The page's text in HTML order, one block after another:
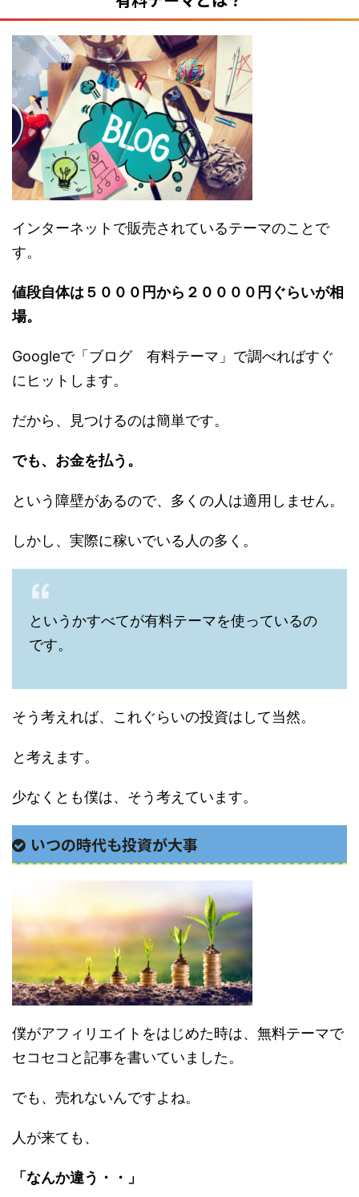
インターネットで販売されているテーマのことで
す。
値段自体は５０００円から２００００円ぐらいが相
場。
Googleで「ブログ 有料テーマ」で調べればすぐ
にヒットします。
だから、見つけるのは簡単です。
でも、お金を払う。
という障壁があるので、多くの人は適用しません。
しかし、実際に稼いでいる人の多く。
というかすべてが有料テーマを使っているの
です。
そう考えれば、これぐらいの投資はして当然。
と考えます。
少なくとも僕は、そう考えています。
いつの時代も投資が大事
僕がアフィリエイトをはじめた時は、無料テーマで
セコセコと記事を書いていました。
でも、売れないんですよね。
人が来ても、
「なんか違う・・」